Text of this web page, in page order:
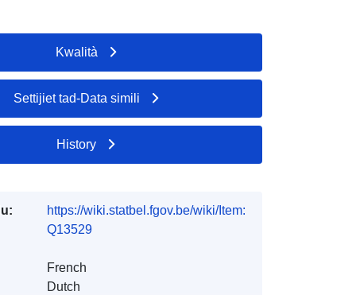
Kwalità
Settijiet tad-Data simili
History
https://wiki.statbel.fgov.be/wiki/Item:
Q13529
French
Dutch